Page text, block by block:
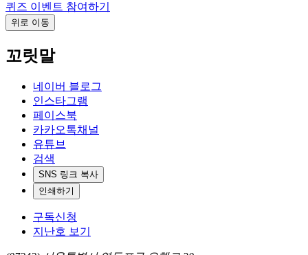
퀴즈 이벤트 참여하기
위로 이동
꼬릿말
네이버 블로그
인스타그램
페이스북
카카오톡채널
유튜브
검색
SNS 링크 복사
인쇄하기
구독신청
지난호 보기